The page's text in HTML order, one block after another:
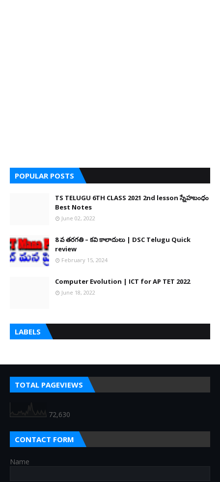
POPULAR POSTS
TS TELUGU 6TH CLASS 2021 2nd lesson స్నేహబంధం
Best Notes
June 02, 2022
8 వ తరగతి – కవి కాలాదులు | DSC Telugu Quick
review
February 15, 2024
Computer Evolution | ICT for AP TET 2022
June 18, 2022
LABELS
TOTAL PAGEVIEWS
72,630
CONTACT FORM
Name